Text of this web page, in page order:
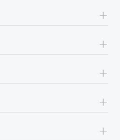
+
+
+
+
+